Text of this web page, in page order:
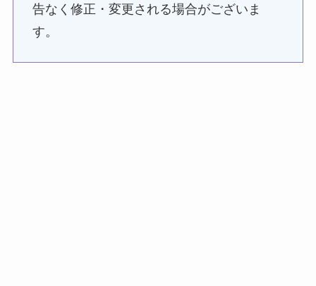
告なく修正・変更される場合がございま
す。